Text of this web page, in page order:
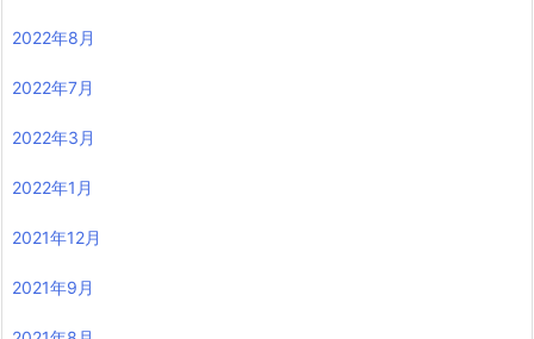
2022年8月
2022年7月
2022年3月
2022年1月
2021年12月
2021年9月